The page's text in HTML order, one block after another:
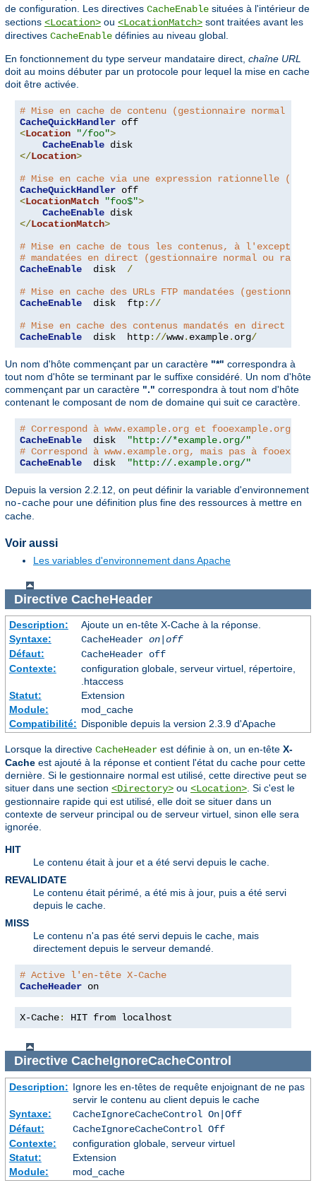
de configuration. Les directives CacheEnable situées à l'intérieur de
sections <Location> ou <LocationMatch> sont traitées avant les
directives CacheEnable définies au niveau global.
En fonctionnement du type serveur mandataire direct, chaîne URL
doit au moins débuter par un protocole pour lequel la mise en cache
doit être activée.
# Mise en cache de contenu (gestionnaire normal
CacheQuickHandler
<Location "/foo">
CacheEnable
</Location>
# Mise en cache via une expression rationnelle
CacheQuickHandler
<LocationMatch "foo$">
CacheEnable
</LocationMatch>
# Mise en cache de tous les contenus, à l'exception
# mandatées en direct (gestionnaire normal ou
CacheEnable
  disk
/
# Mise en cache des URLs FTP mandatées
CacheEnable
  disk  ftp
://
# Mise en cache des contenus mandatés en direct
CacheEnable
  disk  http
://www. example. org/
Un nom d'hôte commençant par un caractère "*" correspondra à
tout nom d'hôte se terminant par le suffixe considéré. Un nom d'hôte
commençant par un caractère "." correspondra à tout nom d'hôte
contenant le composant de nom de domaine qui suit ce caractère.
# Correspond à www.example.org et fooexample.org
CacheEnable
  disk
"http://*example.org/"
# Correspond à www.example.org, mais pas à
CacheEnable
  disk
"http://.example.org/"
Depuis la version 2.2.12, on peut définir la variable d'environnement
no-cache pour une définition plus fine des ressources à mettre en
cache.
Voir aussi
Les variables d'environnement dans Apache
Directive CacheHeader
Description:
Ajoute un en-tête X-Cache à la réponse.
Syntaxe:
CacheHeader on|off
Défaut:
CacheHeader off
Contexte:
configuration globale, serveur virtuel, répertoire,
.htaccess
Statut:
Extension
Module:
mod_cache
Compatibilité: Disponible depuis la version 2.3.9 d'Apache
Lorsque la directive CacheHeader est définie à on, un en-tête X-
Cache est ajouté à la réponse et contient l'état du cache pour cette
dernière. Si le gestionnaire normal est utilisé, cette directive peut se
situer dans une section <Directory> ou <Location>. Si c'est le
gestionnaire rapide qui est utilisé, elle doit se situer dans un
contexte de serveur principal ou de serveur virtuel, sinon elle sera
ignorée.
HIT
Le contenu était à jour et a été servi depuis le cache.
REVALIDATE
Le contenu était périmé, a été mis à jour, puis a été servi
depuis le cache.
MISS
Le contenu n'a pas été servi depuis le cache, mais
directement depuis le serveur demandé.
# Active l'en-tête X-Cache
CacheHeader on
X-Cache: HIT from localhost
Directive CacheIgnoreCacheControl
Description: Ignore les en-têtes de requête enjoignant de ne pas
servir le contenu au client depuis le cache
Syntaxe:
CacheIgnoreCacheControl On|Off
Défaut:
CacheIgnoreCacheControl Off
Contexte:
configuration globale, serveur virtuel
Statut:
Extension
Module:
mod_cache